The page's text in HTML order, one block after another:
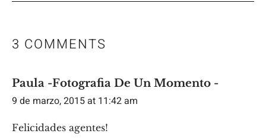
3 COMMENTS
Paula -Fotografia De Un Momento -
9 de marzo, 2015 at 11:42 am
Felicidades agentes!